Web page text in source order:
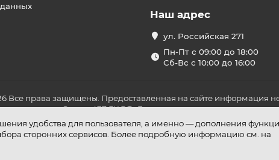
удобства для пользователя, а именно — дополнения
сторонних сервисов. Более подробную информацию см. на
Наш адрес
ул. Российская 271
Пн-Пт с 09:00 до 18:00
Сб-Вс с 10:00 до 16:00
Все права защищены. Предоставленная на сайте информация
Статьи 437 ГК РФ. До оплаты товара удостоверьтесь